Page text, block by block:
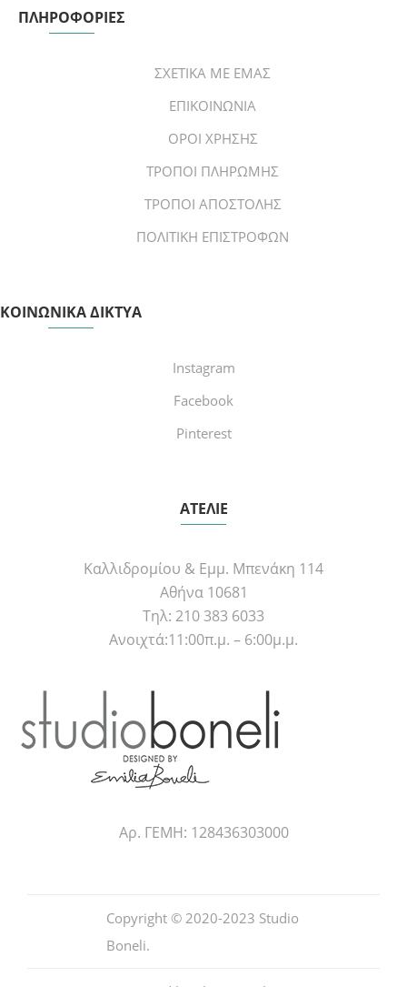
ΠΛΗΡΟΦΟΡΙΕΣ
ΣΧΕΤΙΚΑ ΜΕ ΕΜΑΣ
ΕΠΙΚΟΙΝΩΝΙΑ
ΟΡΟΙ ΧΡΗΣΗΣ
ΤΡΟΠΟΙ ΠΛΗΡΩΜΗΣ
ΤΡΟΠΟΙ ΑΠΟΣΤΟΛΗΣ
ΠΟΛΙΤΙΚΗ ΕΠΙΣΤΡΟΦΩΝ
ΚΟΙΝΩΝΙΚΑ ΔΙΚΤΥΑ
Instagram
Facebook
Pinterest
ΑΤΕΛΙΕ
Καλλιδρομίου & Εμμ. Μπενάκη 114
Αθήνα 10681
Τηλ: 210 383 6033
Ανοιχτά:11:00π.μ. – 6:00μ.μ.
Αρ. ΓΕΜΗ: 128436303000
Copyright © 2020-2023 Studio
Boneli.